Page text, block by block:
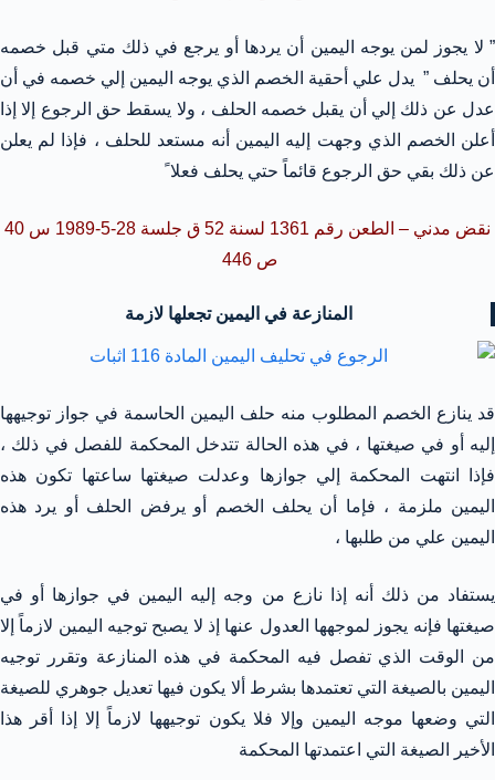
” لا يجوز لمن يوجه اليمين أن يردها أو يرجع في ذلك متي قبل خصمه
أن يحلف ” يدل علي أحقية الخصم الذي يوجه اليمين إلي خصمه في أن
عدل عن ذلك إلي أن يقبل خصمه الحلف ، ولا يسقط حق الرجوع إلا إذا
أعلن الخصم الذي وجهت إليه اليمين أنه مستعد للحلف ، فإذا لم يعلن
عن ذلك بقي حق الرجوع قائماً حتي يحلف فعلا ً
نقض مدني – الطعن رقم 1361 لسنة 52 ق جلسة 28-5-1989 س 40
ص 446
المنازعة في اليمين تجعلها لازمة
قد ينازع الخصم المطلوب منه حلف اليمين الحاسمة في جواز توجيهها
إليه أو في صيغتها ، في هذه الحالة تتدخل المحكمة للفصل في ذلك ،
فإذا انتهت المحكمة إلي جوازها وعدلت صيغتها ساعتها تكون هذه
اليمين ملزمة ، فإما أن يحلف الخصم أو يرفض الحلف أو يرد هذه
اليمين علي من طلبها ،
يستفاد من ذلك أنه إذا نازع من وجه إليه اليمين في جوازها أو في
صيغتها فإنه يجوز لموجهها العدول عنها إذ لا يصبح توجيه اليمين لازماً إلا
من الوقت الذي تفصل فيه المحكمة في هذه المنازعة وتقرر توجيه
اليمين بالصيغة التي تعتمدها بشرط ألا يكون فيها تعديل جوهري للصيغة
التي وضعها موجه اليمين وإلا فلا يكون توجيهها لازماً إلا إذا أقر هذا
الأخير الصيغة التي اعتمدتها المحكمة